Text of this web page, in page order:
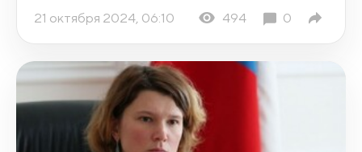
21 октября 2024, 06:10 494 0